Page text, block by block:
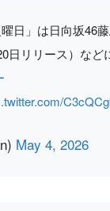
日」は日向坂46
リリース）など
May 4, 2026